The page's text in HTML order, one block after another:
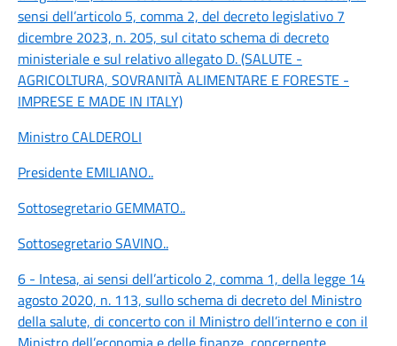
sensi dell’articolo 5, comma 2, del decreto legislativo 7
dicembre 2023, n. 205, sul citato schema di decreto
ministeriale e sul relativo allegato D. (SALUTE -
AGRICOLTURA, SOVRANITÀ ALIMENTARE E FORESTE -
IMPRESE E MADE IN ITALY)
Ministro CALDEROLI
Presidente EMILIANO..
Sottosegretario GEMMATO..
Sottosegretario SAVINO..
6 - Intesa, ai sensi dell’articolo 2, comma 1, della legge 14
agosto 2020, n. 113, sullo schema di decreto del Ministro
della salute, di concerto con il Ministro dell’interno e con il